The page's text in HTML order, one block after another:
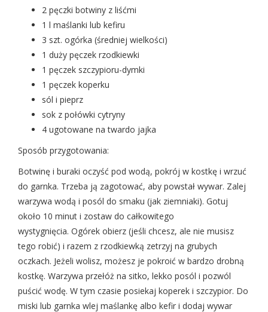
2 pęczki botwiny z liśćmi
1 l maślanki lub kefiru
3 szt. ogórka (średniej wielkości)
1 duży pęczek rzodkiewki
1 pęczek szczypioru-dymki
1 pęczek koperku
sól i pieprz
sok z połówki cytryny
4 ugotowane na twardo jajka
Sposób przygotowania:
Botwinę i buraki oczyść pod wodą, pokrój w kostkę i wrzuć
do garnka. Trzeba ją zagotować, aby powstał wywar. Zalej
warzywa wodą i posól do smaku (jak ziemniaki). Gotuj
około 10 minut i zostaw do całkowitego
wystygnięcia. Ogórek obierz (jeśli chcesz, ale nie musisz
tego robić) i razem z rzodkiewką zetrzyj na grubych
oczkach. Jeżeli wolisz, możesz je pokroić w bardzo drobną
kostkę. Warzywa przełóż na sitko, lekko posól i pozwól
puścić wodę. W tym czasie posiekaj koperek i szczypior. Do
miski lub garnka wlej maślankę albo kefir i dodaj wywar